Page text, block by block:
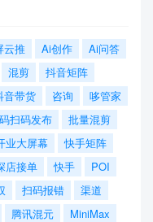
云推 Ai创作
Ai问答
混剪
抖音矩阵
音带货 咨询
哆管家
扫码发布
批量混剪
业大屏幕
快手矩阵
店接单 快手
POI
扫码报错
渠道
腾讯混元
MiniMax